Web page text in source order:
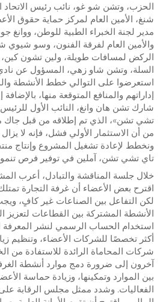
الحزب، وتشن شو غو، نائب رئيس الاتحاد
شنغ، الأمين العام لمركز حماية حقوق
مدير لجنة الخبراء الطبية للوطن، ووانغ
والأمين العام لفرقة الفنون، وسو
الركض لمسافات طويلة، ولين تشون
السلة، وتشن شاو زهي، المسؤول عن نادي
استعرضوا على التوالي خطط الأنشطة
إداراتهم والمنافع المتوقعة منها،
شارك تشن هان وانغ، النائب الأول
تشي تشن»، الذي تم إطلاقه من قبل جاك
من أن الاستثمار الأولي فشل، فإنه لا
ونخطط لإعادة تشغيل المشروع وإنتاج
تاي تشي تشن، آملين في توفير فرص
خلال جلسة المناقشة والتبادل، أعرب
اقترح بعض الأعضاء أن غرفة التجارة
لكن التفاعل بين الصناعات غير كافٍ،
الأنشطة المشتركة بين القطاعات لتعزيز
استخدام الحساب الرسمي لنشر المعرفة
أكثر تخصصًا للشركات الأعضاء، وتنظيم
شركات المحاماة الرائدة للاستفادة من
آخرون إلى ضرورة دمج موارد أنشطة
بين الموارد وتمكينها، وزيادة حماسة
الفعاليات. وشدد ممثل مجلس الرقابة على